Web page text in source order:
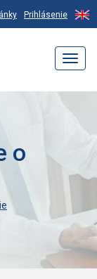
Prihlásenie
o